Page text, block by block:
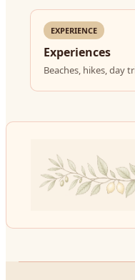
EXPERIENCE
Experiences
Beaches, hikes, day